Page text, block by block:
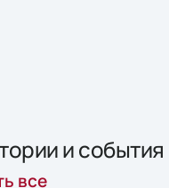
и события
все